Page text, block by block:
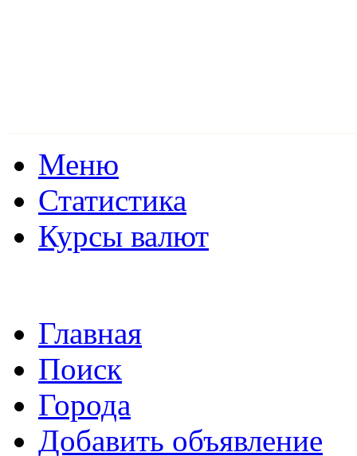
Меню
Статистика
Курсы валют
Главная
Поиск
Города
Добавить объявление